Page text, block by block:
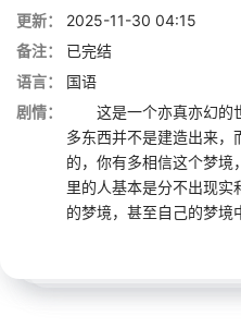
更新：
2025-11-30 04:15
备注：
已完结
语言：
国语
剧情：
这是一个亦真亦幻的
多东西并不是建造出来，
的，你有多相信这个梦境
里的人基本是分不出现实
的梦境，甚至自己的梦境